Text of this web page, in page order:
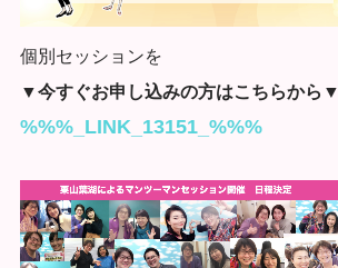
個別セッションを
▼今すぐお申し込みの方はこちらから▼
%%%_LINK_13151_%%%